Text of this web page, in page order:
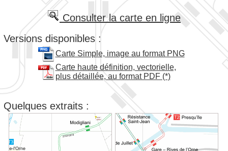
Consulter la carte en ligne
Versions disponibles :
Carte Simple, image au format PNG
Carte haute définition, vectorielle,
plus détaillée, au format PDF (*)
Quelques extraits :